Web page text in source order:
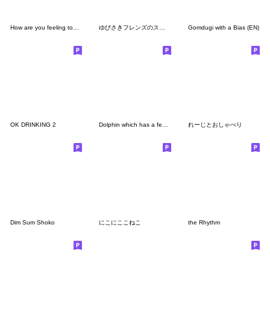
Gomdugi with a Bias (EN)
OK DRINKING 2 Dolphin which has a feeling3 れーじとおしゃべり
Dim Sum Shoko にこにここねこ the Rhythm